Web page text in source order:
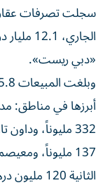
سجلت تصرفات
«دبي ريست».
الثانية 120 مليون درهم.